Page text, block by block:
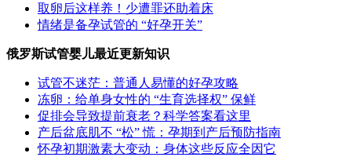
取卵后这样养！少遭罪还助着床
情绪是备孕试管的 “好孕开关”
俄罗斯试管婴儿最近更新知识
试管不迷茫：普通人易懂的好孕攻略
冻卵：给单身女性的 “生育选择权” 保鲜
促排会导致提前衰老？科学答案看这里
产后盆底肌不 “松” 慌：孕期到产后预防指南
怀孕初期激素大变动：身体这些反应全因它